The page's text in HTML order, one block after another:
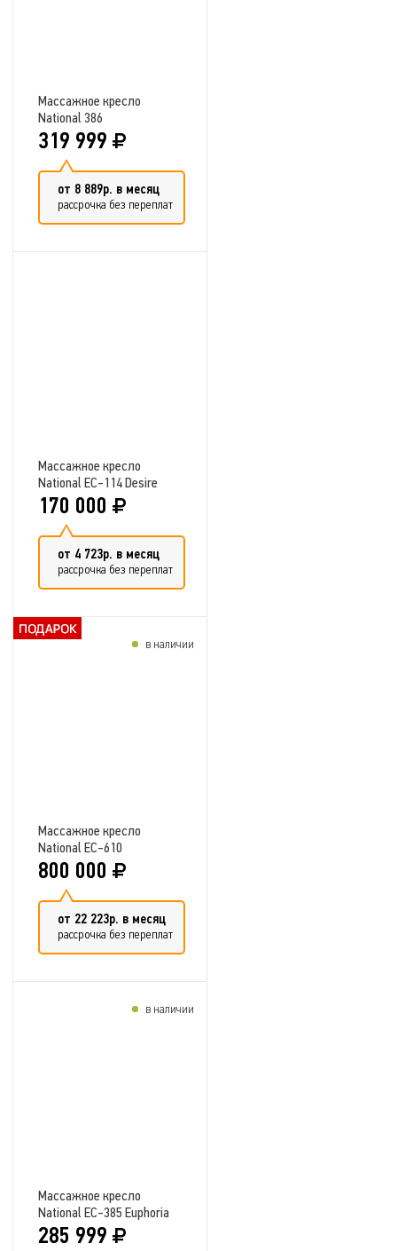
Массажное кресло
National 386
319 999
от 8 889р. в месяц
рассрочка без переплат
Массажное кресло
National EC-114 Desire
DeLuxe
170 000
от 4 723р. в месяц
рассрочка без переплат
Массажное кресло
National EC-610
EVOLUTION
800 000
от 22 223р. в месяц
рассрочка без переплат
в наличии
Массажное кресло
National EC-385 Euphoria
285 999
в наличии